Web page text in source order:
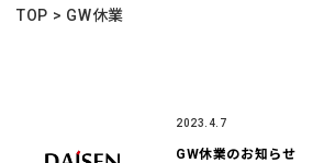
TOP > GW休業
2023.4.7
GW休業のお知らせ